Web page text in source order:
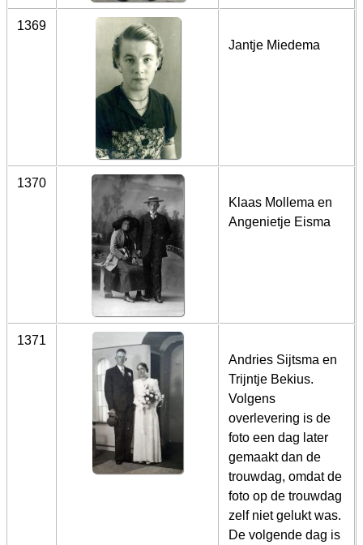
1369
Jantje Miedema
1370
Klaas Mollema en
Angenietje Eisma
1371
Andries Sijtsma en
Trijntje Bekius.
Volgens
overlevering is de
foto een dag later
gemaakt dan de
trouwdag, omdat de
foto op de trouwdag
zelf niet gelukt was.
De volgende dag is